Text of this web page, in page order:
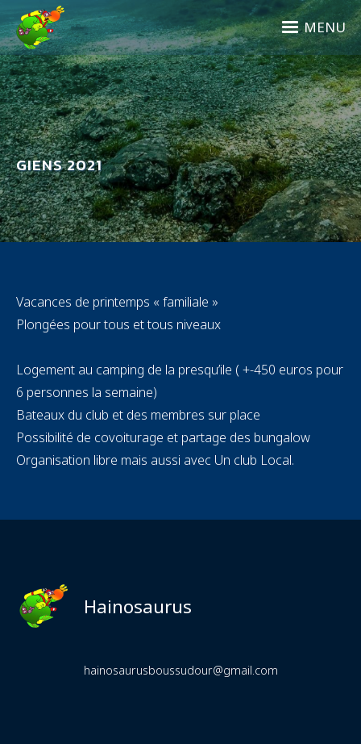
Aller
au
contenu
principal
MENU
GIENS 2021
Vacances de printemps « familiale »
Plongées pour tous et tous niveaux
Logement au camping de la presqu’ile ( +-450 euros pour
6 personnes la semaine)
Bateaux du club et des membres sur place
Possibilité de covoiturage et partage des bungalow
Organisation libre mais aussi avec Un club Local.
Hainosaurus
hainosaurusboussudour@gmail.com